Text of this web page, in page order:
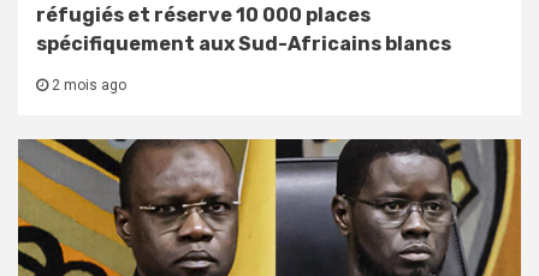
réfugiés et réserve 10 000 places
spécifiquement aux Sud-Africains blancs
2 mois ago